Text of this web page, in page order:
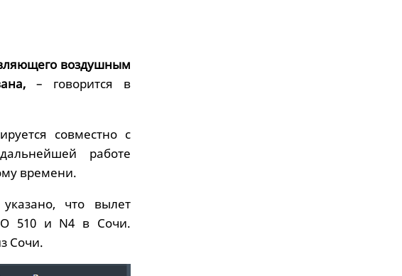
воздушным
– говорится в
совместно с
работе
времени.
что вылет
510 и N4 в Сочи.
Сочи.